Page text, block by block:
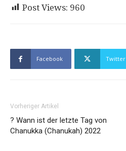
Post Views: 960
Facebook Twitter
Vorheriger Artikel
?️ Wann ist der letzte Tag von
Chanukka (Chanukah) 2022